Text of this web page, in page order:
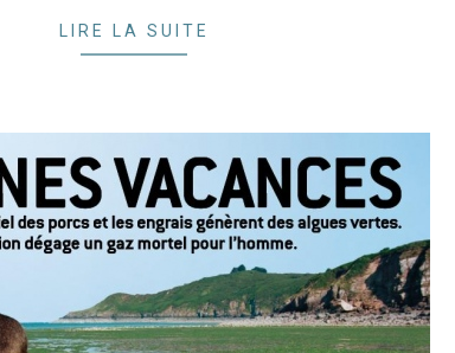
LIRE LA SUITE